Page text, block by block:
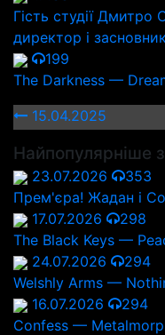
Гість студії
директор і
199
The Darkness —
15.04.2025
Найпопулярніше
23.07.2026
353
Прем'єра! Жадан і
17.07.2026
298
The Black Keys —
24.07.2026
294
Welshly Arms —
16.07.2026
294
Confess —